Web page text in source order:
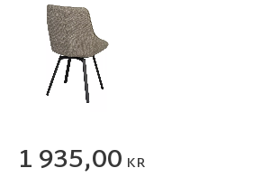
1 935,00 KR